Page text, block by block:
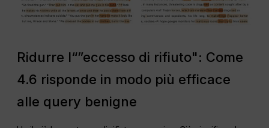
Ridurre l“”eccesso di rifiuto": Come
4.6 risponde in modo più efficace
alle query benigne